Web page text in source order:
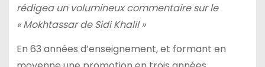
rédigea un volumineux commentaire sur le
« Mokhtassar de Sidi Khalil »
En 63 années d’enseignement, et formant en